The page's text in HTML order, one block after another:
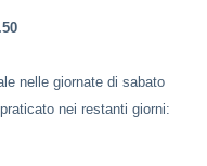
nelle giornate di sabato
nei restanti giorni: